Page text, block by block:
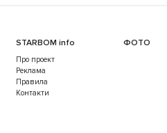
STARBOM info
Про проект
Реклама
Правила
Контакти
ФОТО